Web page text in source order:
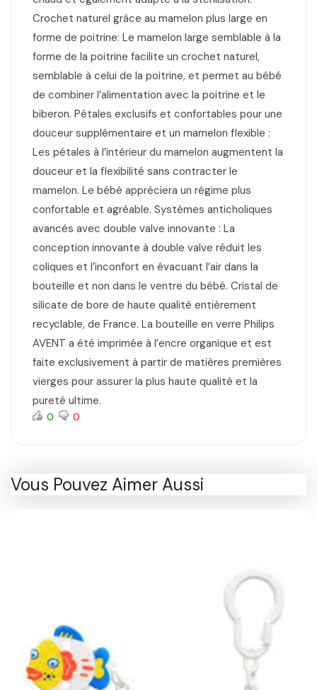
Crochet naturel grâce au mamelon plus large en
forme de poitrine: Le mamelon large semblable à la
forme de la poitrine facilite un crochet naturel,
semblable à celui de la poitrine, et permet au bébé
de combiner l’alimentation avec la poitrine et le
biberon. Pétales exclusifs et confortables pour une
douceur supplémentaire et un mamelon flexible :
Les pétales à l’intérieur du mamelon augmentent la
douceur et la flexibilité sans contracter le
mamelon. Le bébé appréciera un régime plus
confortable et agréable. Systèmes anticholiques
avancés avec double valve innovante : La
conception innovante à double valve réduit les
coliques et l’inconfort en évacuant l’air dans la
bouteille et non dans le ventre du bébé. Cristal de
silicate de bore de haute qualité entièrement
recyclable, de France. La bouteille en verre Philips
AVENT a été imprimée à l’encre organique et est
faite exclusivement à partir de matières premières
vierges pour assurer la plus haute qualité et la
pureté ultime.
0 0
Vous Pouvez Aimer Aussi